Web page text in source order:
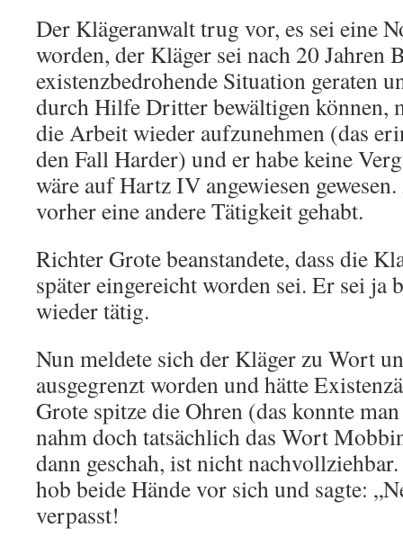
Der Klägeranwalt trug vor, es sei eine
worden, der Kläger sei nach 20 Jahren
existenzbedrohende Situation geraten
durch Hilfe Dritter bewältigen können,
die Arbeit wieder aufzunehmen (das
den Fall Harder) und er habe keine
wäre auf Hartz IV angewiesen
vorher eine andere Tätigkeit gehabt.
Richter Grote beanstandete, dass die
später eingereicht worden sei. Er sei ja
wieder tätig.
Nun meldete sich der Kläger zu Wort
ausgegrenzt worden und hätte
Grote spitze die Ohren (das konnte
nahm doch tatsächlich das Wort
dann geschah, ist nicht
hob beide Hände vor sich und sagte:
verpasst!